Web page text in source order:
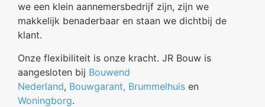
we een klein aannemersbedrijf zijn, zijn we
makkelijk benaderbaar en staan we dichtbij de
klant.
Onze flexibiliteit is onze kracht. JR Bouw is
aangesloten bij Bouwend
Nederland, Bouwgarant, Brummelhuis en
Woningborg.